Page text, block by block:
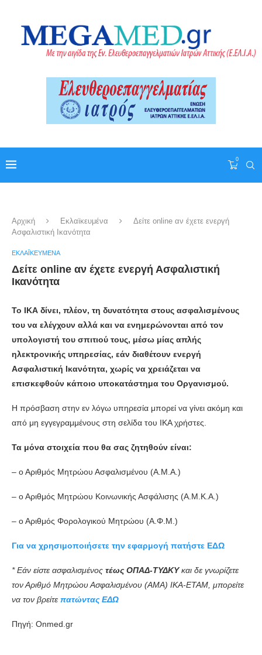
0
Αρχική Εκλαϊκευμένα
Δείτε online αν έχετε ενεργή
Ασφαλιστική Ικανότητα
ΕΚΛΑΪΚΕΥΜΈΝΑ
Δείτε online αν έχετε ενεργή Ασφαλιστική
Ικανότητα
Το ΙΚΑ δίνει, πλέον, τη δυνατότητα στους ασφαλισμένους
του να ελέγχουν αλλά και να ενημερώνονται από τον
υπολογιστή του σπιτιού τους, μέσω μίας απλής
ηλεκτρονικής υπηρεσίας, εάν διαθέτουν ενεργή
Ασφαλιστική Ικανότητα, χωρίς να χρειάζεται να
επισκεφθούν κάποιο υποκατάστημα του Οργανισμού.
Η πρόσβαση στην εν λόγω υπηρεσία μπορεί να γίνει ακόμη και
από μη εγγεγραμμένους στη σελίδα του ΙΚΑ χρήστες.
Τα μόνα στοιχεία που θα σας ζητηθούν είναι:
– ο Αριθμός Μητρώου Ασφαλισμένου (Α.Μ.Α.)
– ο Αριθμός Μητρώου Κοινωνικής Ασφάλισης (Α.Μ.Κ.Α.)
– ο Αριθμός Φορολογικού Μητρώου (Α.Φ.Μ.)
Για να χρησιμοποιήσετε την εφαρμογή πατήστε ΕΔΩ
* Εάν είστε ασφαλισμένος τέως ΟΠΑΔ-ΤΥΔΚΥκαι δε γνωρίζετε
τον Αριθμό Μητρώου Ασφαλισμένου (ΑΜΑ) ΙΚΑ-ΕΤΑΜ, μπορείτε
να τον βρείτε πατώντας ΕΔΩ
Πηγή: Onmed.gr